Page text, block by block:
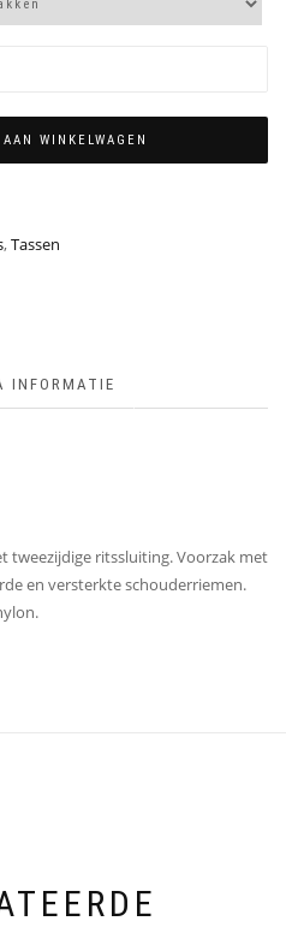
WINKELWAGEN
,Tassen
INFORMATIE
ritssluiting. Voorzak met
en versterkte schouderriemen.